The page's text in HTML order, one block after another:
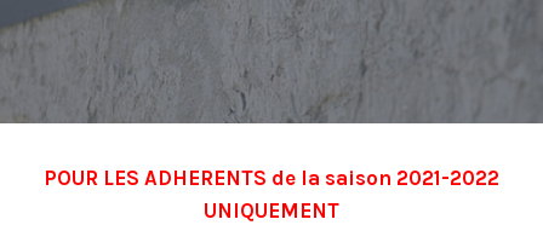
POUR LES ADHERENTS de la saison 2021-2022
UNIQUEMENT